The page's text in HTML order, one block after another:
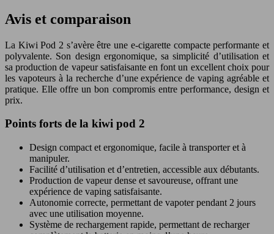
Avis et comparaison
La Kiwi Pod 2 s’avère être une e-cigarette compacte performante et
polyvalente. Son design ergonomique, sa simplicité d’utilisation et
sa production de vapeur satisfaisante en font un excellent choix pour
les vapoteurs à la recherche d’une expérience de vaping agréable et
pratique. Elle offre un bon compromis entre performance, design et
prix.
Points forts de la kiwi pod 2
Design compact et ergonomique, facile à transporter et à
manipuler.
Facilité d’utilisation et d’entretien, accessible aux débutants.
Production de vapeur dense et savoureuse, offrant une
expérience de vaping satisfaisante.
Autonomie correcte, permettant de vapoter pendant 2 jours
avec une utilisation moyenne.
Système de rechargement rapide, permettant de recharger